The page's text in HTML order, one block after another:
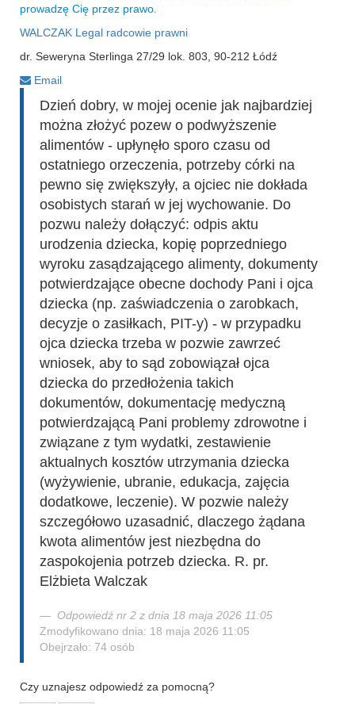
prowadzę Cię przez prawo.
WALCZAK Legal radcowie prawni
dr. Seweryna Sterlinga 27/29 lok. 803, 90-212 Łódź
Email
Dzień dobry, w mojej ocenie jak najbardziej
można złożyć pozew o podwyższenie
alimentów - upłynęło sporo czasu od
ostatniego orzeczenia, potrzeby córki na
pewno się zwiększyły, a ojciec nie dokłada
osobistych starań w jej wychowanie. Do
pozwu należy dołączyć: odpis aktu
urodzenia dziecka, kopię poprzedniego
wyroku zasądzającego alimenty, dokumenty
potwierdzające obecne dochody Pani i ojca
dziecka (np. zaświadczenia o zarobkach,
decyzje o zasiłkach, PIT-y) - w przypadku
ojca dziecka trzeba w pozwie zawrzeć
wniosek, aby to sąd zobowiązał ojca
dziecka do przedłożenia takich
dokumentów, dokumentację medyczną
potwierdzającą Pani problemy zdrowotne i
związane z tym wydatki, zestawienie
aktualnych kosztów utrzymania dziecka
(wyżywienie, ubranie, edukacja, zajęcia
dodatkowe, leczenie). W pozwie należy
szczegółowo uzasadnić, dlaczego żądana
kwota alimentów jest niezbędna do
zaspokojenia potrzeb dziecka. R. pr.
Elżbieta Walczak
Odpowiedź nr 2 z dnia 18 maja 2026 11:05
Zmodyfikowano dnia: 18 maja 2026 11:05
Obejrzało: 74 osób
Czy uznajesz odpowiedź za pomocną?